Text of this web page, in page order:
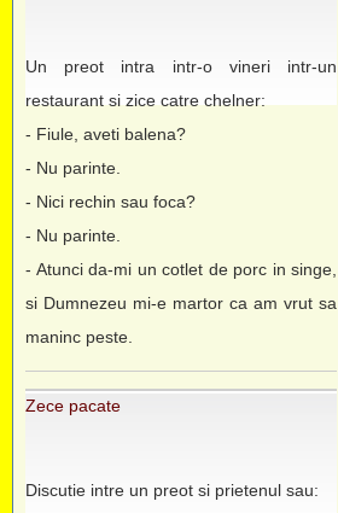
Un preot intra intr-o vineri intr-un
restaurant si zice catre chelner:
- Fiule, aveti balena?
- Nu parinte.
- Nici rechin sau foca?
- Nu parinte.
- Atunci da-mi un cotlet de porc in singe,
si Dumnezeu mi-e martor ca am vrut sa
maninc peste.
Zece pacate
Discutie intre un preot si prietenul sau: